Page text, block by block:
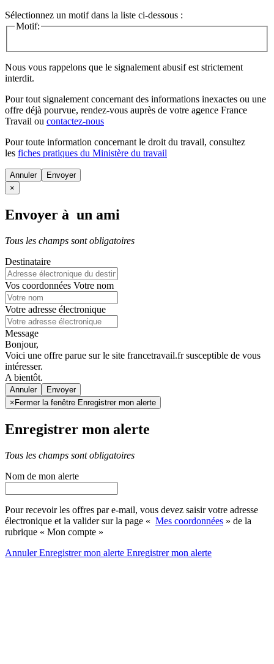
Sélectionnez un motif dans la liste ci-dessous :
Motif:
Nous vous rappelons que le signalement abusif est strictement
interdit.
Pour tout signalement concernant des informations inexactes ou une
offre déjà pourvue, rendez-vous auprès de votre agence France
Travail ou contactez-nous
Pour toute information concernant le droit du travail, consultez
les fiches pratiques du Ministère du travail
Annuler
×
Envoyer à un ami
Tous les champs sont obligatoires
Destinataire
Vos coordonnées Votre nom
Votre adresse électronique
Message
Bonjour,
Voici une offre parue sur le site francetravail.fr susceptible de vous
intéresser.
A bientôt.
Annuler
× Fermer la fenêtre Enregistrer mon alerte
Enregistrer mon alerte
Tous les champs sont obligatoires
Nom de mon alerte
Pour recevoir les offres par e-mail, vous devez saisir votre adresse
électronique et la valider sur la page « Mes coordonnées » de la
rubrique « Mon compte »
AnnulerEnregistrer mon alerte Enregistrermon alerte